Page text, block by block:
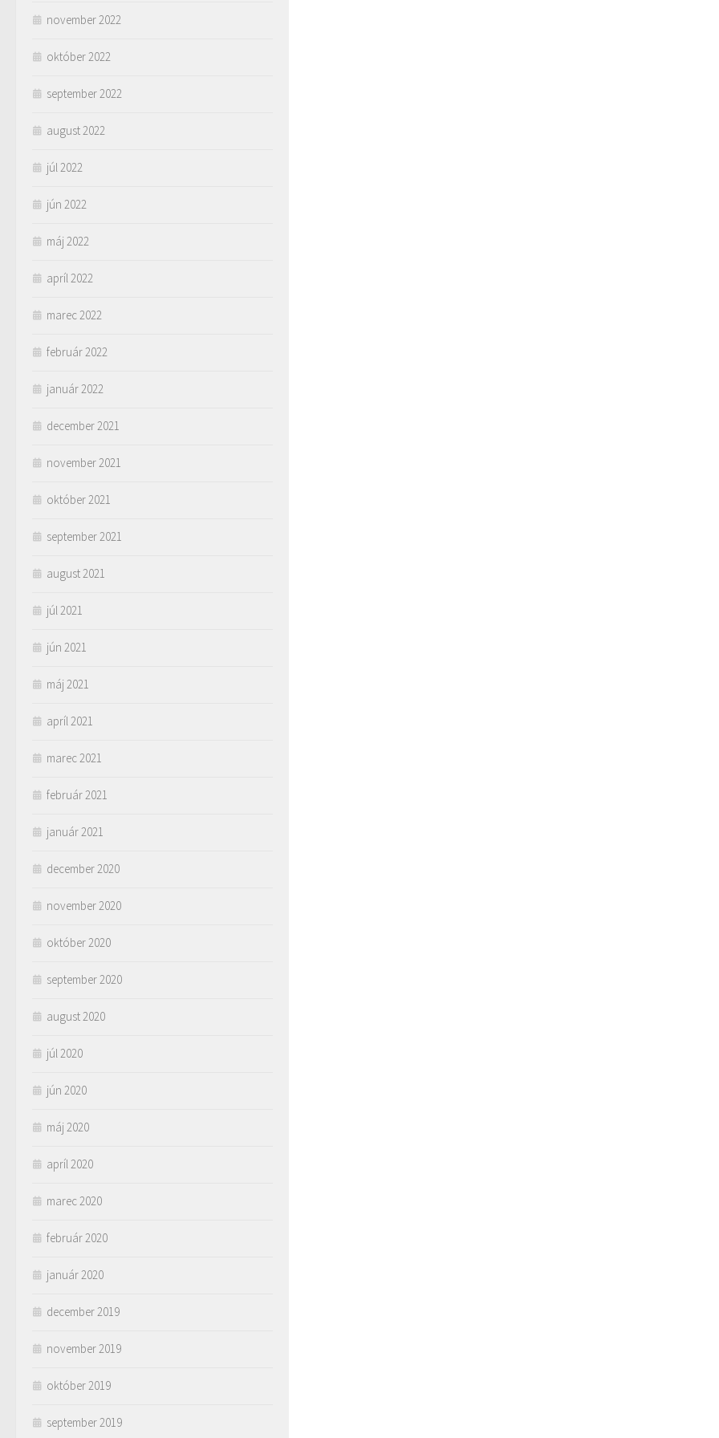
november 2022
október 2022
september 2022
august 2022
júl 2022
jún 2022
máj 2022
apríl 2022
marec 2022
február 2022
január 2022
december 2021
november 2021
október 2021
september 2021
august 2021
júl 2021
jún 2021
máj 2021
apríl 2021
marec 2021
február 2021
január 2021
december 2020
november 2020
október 2020
september 2020
august 2020
júl 2020
jún 2020
máj 2020
apríl 2020
marec 2020
február 2020
január 2020
december 2019
november 2019
október 2019
september 2019